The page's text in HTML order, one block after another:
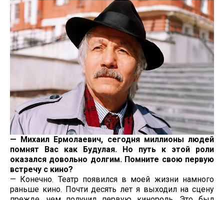
— Михаил Ермолаевич, сегодня миллионы людей
помнят Вас как Будулая. Но путь к этой роли
оказался довольно долгим. Помните свою первую
встречу с кино?
— Конечно. Театр появился в моей жизни намного
раньше кино. Почти десять лет я выходил на сцену